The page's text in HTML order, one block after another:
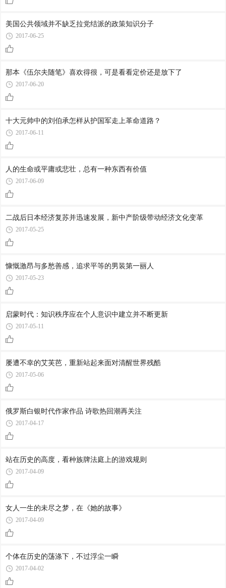
美国公共领域并不缺乏拉党结派的政策知识分子
2017-06-25
那本《伍尔夫随笔》喜欢得很，可是看看定价还是放下了
2017-06-20
十大元帅中的刘伯承怎样从护国军走上革命道路？
2017-06-11
人的生命或平庸或悲壮，总有一种东西有价值
2017-06-09
二战后日本经济复苏并迅速发展，新中产阶级带动经济文化变革
2017-05-25
慷慨激昂与多愁善感，追求平等的男装第一丽人
2017-05-23
启蒙时代：知识秩序应在个人意识中建立并不断更新
2017-05-11
屡遭不幸的艾芙芭，重新站起来面对清醒世界残酷
2017-05-06
俄罗斯白银时代作家作品 诗歌热回潮再关注
2017-04-17
站在历史的高度，看种族牌法庭上的游戏规则
2017-04-09
女人一生的未尽之梦，在《她的故事》
2017-04-09
个体在历史的荡涤下，不过浮尘一瞬
2017-04-02